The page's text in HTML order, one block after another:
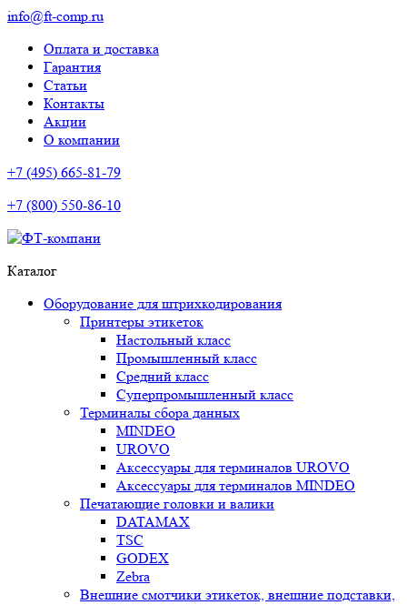
info@ft-comp.ru
Оплата и доставка
Гарантия
Статьи
Контакты
Акции
О компании
+7 (495) 665-81-79
+7 (800) 550-86-10
Каталог
Оборудование для штрихкодирования
Принтеры этикеток
Настольный класс
Промышленный класс
Средний класс
Суперпромышленный класс
Терминалы сбора данных
MINDEO
UROVO
Аксессуары для терминалов UROVO
Аксессуары для терминалов MINDEO
Печатающие головки и валики
DATAMAX
TSC
GODEX
Zebra
Внешние смотчики этикеток, внешние подставки,